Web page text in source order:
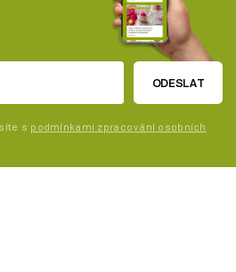
ODESLAT
s podmínkami zpracování osobních